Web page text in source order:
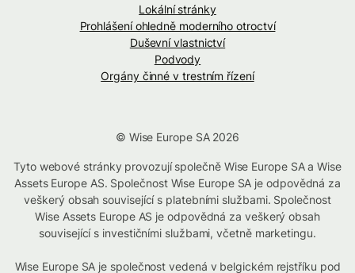
Lokální stránky
Prohlášení ohledně moderního otroctví
Duševní vlastnictví
Podvody
Orgány činné v trestním řízení
© Wise Europe SA 2026
Tyto webové stránky provozují společně Wise Europe SA a Wise
Assets Europe AS. Společnost Wise Europe SA je odpovědná za
veškerý obsah související s platebními službami. Společnost
Wise Assets Europe AS je odpovědná za veškerý obsah
související s investičními službami, včetně marketingu.
Wise Europe SA je společnost vedená v belgickém rejstříku pod